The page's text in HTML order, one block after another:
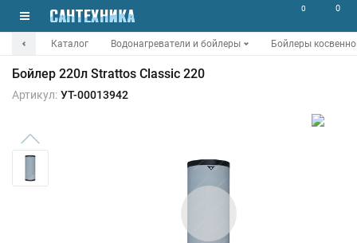
0 0
Каталог Водонагреватели и бойлеры Бойлеры
Бойлер 220л Strattos Classic 220
Артикул: УТ-00013942